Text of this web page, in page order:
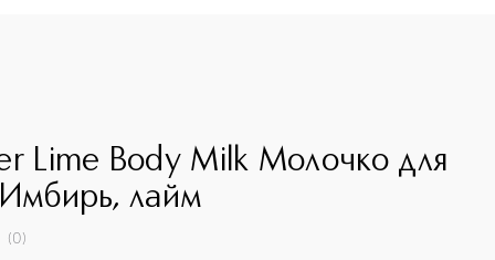
Lime Body Milk Молочко для
лайм
(0)